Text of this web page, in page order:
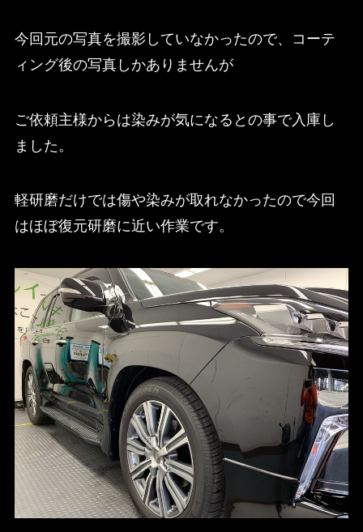
今回元の写真を撮影していなかったので、コーテ
ィング後の写真しかありませんが
ご依頼主様からは染みが気になるとの事で入庫し
ました。
軽研磨だけでは傷や染みが取れなかったので今回
はほぼ復元研磨に近い作業です。